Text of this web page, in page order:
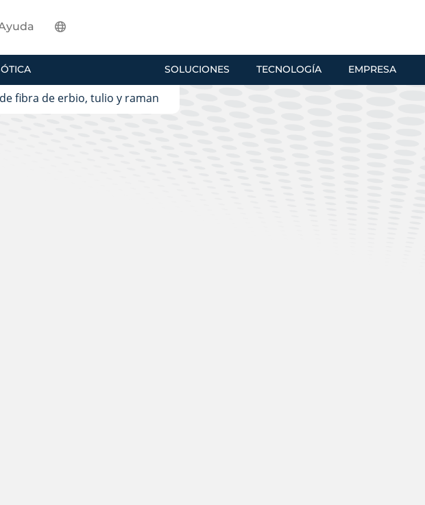
SOLUCIONES TECNOLOGÍA EMPRESA
fibra de erbio, tulio y raman